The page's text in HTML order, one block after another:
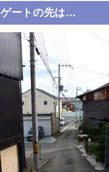
ゲートの先は…